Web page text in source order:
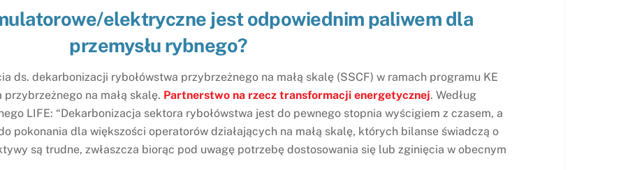
elektryczne jest odpowiednim paliwem dla
przemysłu rybnego?
ds. dekarbonizacji rybołówstwa przybrzeżnego na małą skalę (SSCF) w ramach programu KE
na małą skalę. Partnerstwo na rzecz transformacji energetycznej. Według
LIFE: “Dekarbonizacja sektora rybołówstwa jest do pewnego stopnia wyścigiem z czasem, a
pokonania dla większości operatorów działających na małą skalę, których bilanse świadczą o
są trudne, zwłaszcza biorąc pod uwagę potrzebę dostosowania się lub zginięcia w obecnym